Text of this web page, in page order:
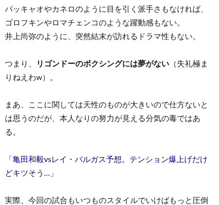
パッキャオやカネロのように目を引く派手さもなければ、
ゴロフキンやロマチェンコのような躍動感もない。
井上尚弥のように、突然結末が訪れるドラマ性もない。
つまり、 リゴンドーのボクシングには夢がない （失礼極ま
りねえわw）。
まあ、ここに関しては天性のものが大きいので仕方ないと
は思うのだが、本人なりの努力が見える分気の毒ではあ
る。
「亀田和毅vsレイ・バルガス予想。テンション爆上げだけ
どキツそう…」
実際、今回の試合もいつものスタイルでいけばもっと圧倒